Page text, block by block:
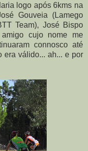
logo após 6kms na
Gouveia (Lamego
Team), José Bispo
cujo nome me
connosco até
era válido... ah... e por